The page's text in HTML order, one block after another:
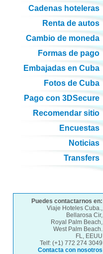
Cadenas hoteleras
Renta de autos
Cambio de moneda
Formas de pago
Embajadas en Cuba
Fotos de Cuba
Pago con 3DSecure
Recomendar sitio
Encuestas
Noticias
Transfers
Puedes contactarnos en:
Viaje Hoteles Cuba.,
Bellarosa Cir,
Royal Palm Beach,
West Palm Beach.
FL, EEUU
Telf: (+1) 772 274 3049
Contacta con nosotros